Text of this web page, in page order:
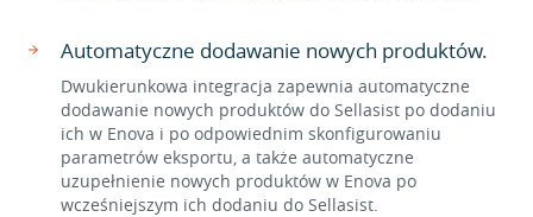
Automatyczne dodawanie nowych produktów.
Dwukierunkowa integracja zapewnia automatyczne
dodawanie nowych produktów do Sellasist po dodaniu
ich w Enova i po odpowiednim skonfigurowaniu
parametrów eksportu, a także automatyczne
uzupełnienie nowych produktów w Enova po
wcześniejszym ich dodaniu do Sellasist.